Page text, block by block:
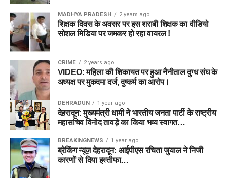
MADHYA PRADESH 2 years ago
शिक्षक दिवस के अवसर पर इस शराबी शिक्षक का वीडियो
सोशल मिडिया पर जमकर हो रहा वायरल !
CRIME 2 years ago
VIDEO: महिला की शिकायत पर हुआ नैनीताल दुग्ध संघ के
अध्यक्ष पर मुकदमा दर्ज, दुष्कर्म का आरोप।
DEHRADUN 1 year ago
देहरादून: मुख्यमंत्री धामी ने भारतीय जनता पार्टी के राष्ट्रीय
महासचिव विनोद तावड़े का किया भव्य स्वागत…
BREAKINGNEWS 1 year ago
ब्रेकिंग न्यूज़ देहरादून: आईपीएस रचिता जुयाल ने निजी
कारणों से दिया इस्तीफा…